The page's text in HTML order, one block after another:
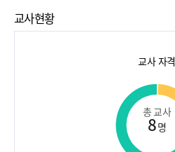
교사현황
교사 자격
총 교사
8명